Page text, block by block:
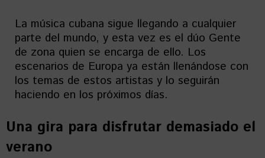
La música cubana sigue llegando a cualquier
parte del mundo, y esta vez es el dúo Gente
de zona quien se encarga de ello. Los
escenarios de Europa ya están llenándose con
los temas de estos artistas y lo seguirán
haciendo en los próximos días.
Una gira para disfrutar demasiado el
verano